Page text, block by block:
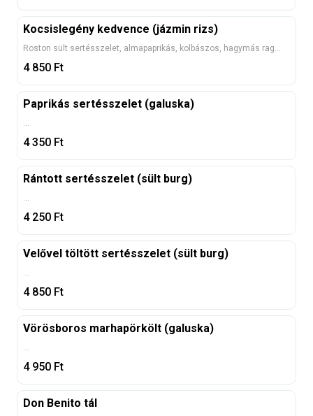
Kocsislegény kedvence (jázmin rizs)
Roston sült sertésszelet, almapaprikás, kolbászos, hagymás ragúval.
4 850 Ft
Paprikás sertésszelet (galuska)
...
4 350 Ft
Rántott sertésszelet (sült burg)
...
4 250 Ft
Velővel töltött sertésszelet (sült burg)
...
4 850 Ft
Vörösboros marhapörkölt (galuska)
...
4 950 Ft
Don Benito tál